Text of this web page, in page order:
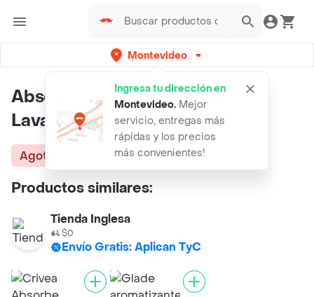
Montevideo
Ingresa tu dirección en
Montevideo. Mejor
servicio, entregas más
rápidas y los precios
más convenientes!
Absorbe Humedad Fragance
Lavanda
Agotado
Productos similares:
Tienda Inglesa
$0
Envío Gratis: Aplican TyC